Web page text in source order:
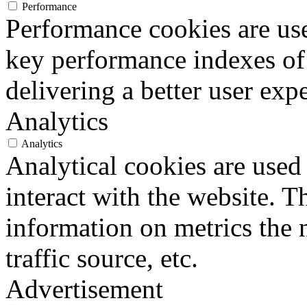
Performance
Performance cookies are
key performance indexes
delivering a better user
Analytics
Analytics
Analytical cookies are
interact with the website.
information on metrics the
traffic source, etc.
Advertisement